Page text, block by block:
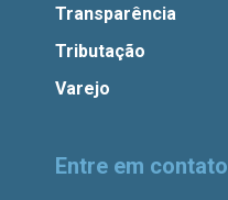
Transparência
Tributação
Varejo
Entre em contato